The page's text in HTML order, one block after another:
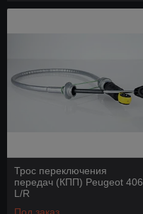
Трос переключения
передач (КПП) Peugeot 406.
L/R